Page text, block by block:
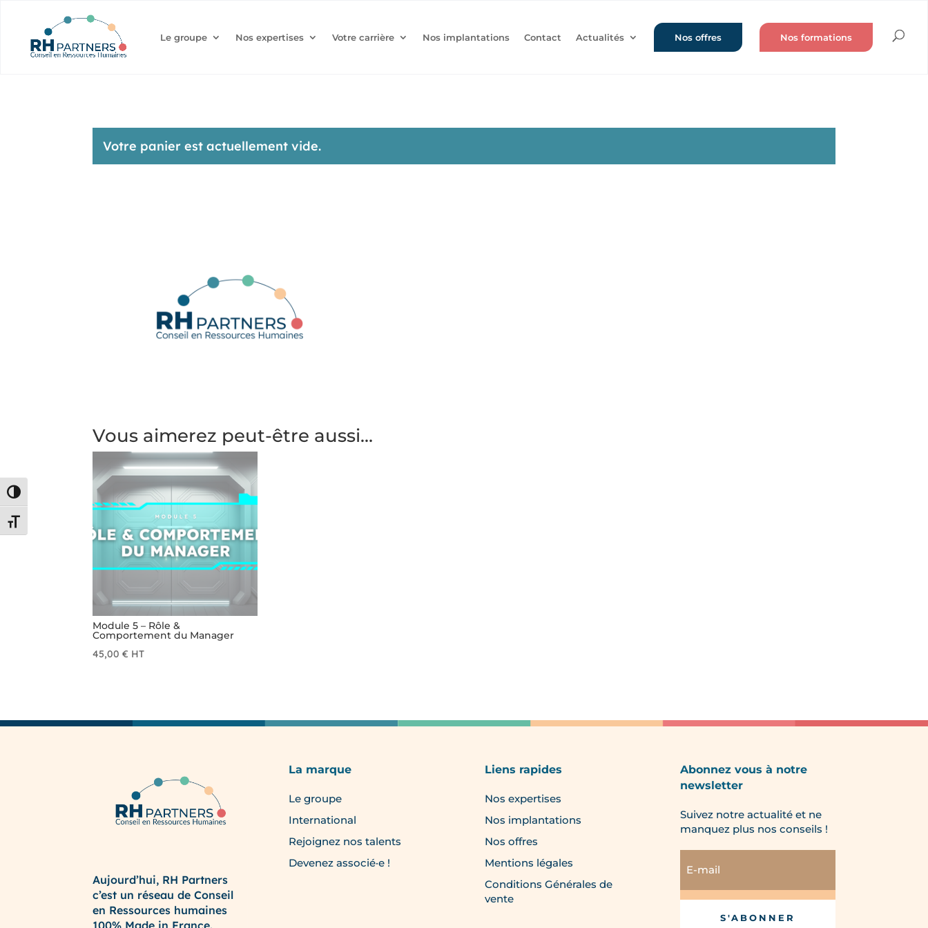
Passer en contraste élevé
Changer la taille de la police
Le groupe Nos expertises Votre carrière Nos implantations Contact Actualités Nos offres Nos formations
Votre panier est actuellement vide.
Vous aimerez peut-être aussi…
Module 5 – Rôle &
Comportement du Manager
45,00€ HT
Aujourd’hui, RH Partners
c’est un réseau de Conseil
en Ressources humaines
La marque
Le groupe
International
Rejoignez nos talents
Devenez associé·e !
Liens rapides
Nos expertises
Nos implantations
Nos offres
Mentions légales
Conditions Générales de
vente
Abonnez vous à notre
newsletter
Suivez notre actualité et ne
manquez plus nos conseils !
S'ABONNER